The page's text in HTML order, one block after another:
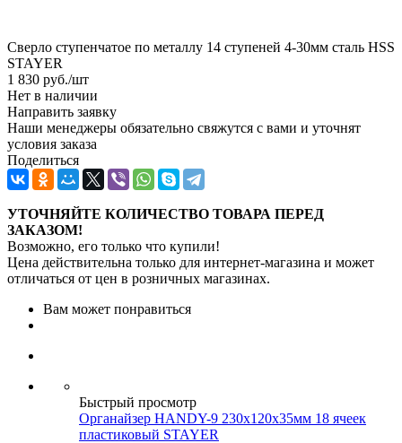
Сверло ступенчатое по металлу 14 ступеней 4-30мм сталь HSS
STAYER
1 830 руб./шт
Нет в наличии
Направить заявку
Наши менеджеры обязательно свяжутся с вами и уточнят
условия заказа
Поделиться
УТОЧНЯЙТЕ КОЛИЧЕСТВО ТОВАРА ПЕРЕД
ЗАКАЗОМ!
Возможно, его только что купили!
Цена действительна только для интернет-магазина и может
отличаться от цен в розничных магазинах.
Вам может понравиться
Быстрый просмотр
Органайзер HANDY-9 230х120х35мм 18 ячеек
пластиковый STAYER